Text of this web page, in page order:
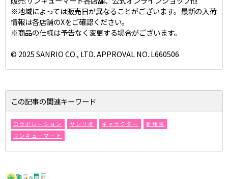
※地域によっては販売日が異なることがございます。最新の入荷
情報は各店舗のXをご確認ください。
※商品の仕様は予告なく変更する場合がございます。
© 2025 SANRIO CO., LTD. APPROVAL NO. L660506
この記事の関連キーワード
コラボレーション サンリオ キャラクター
新発売
サンキューマート